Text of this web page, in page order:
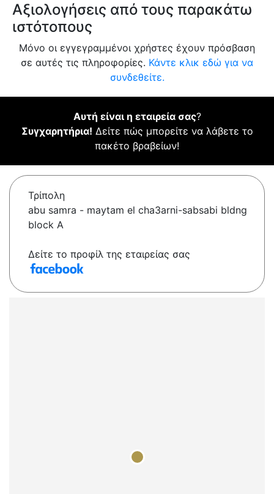
Αξιολογήσεις από τους παρακάτω
ιστότοπους
Μόνο οι εγγεγραμμένοι χρήστες έχουν πρόσβαση
σε αυτές τις πληροφορίες. Κάντε κλικ εδώ για να
συνδεθείτε.
Αυτή είναι η εταιρεία σας?
Συγχαρητήρια! Δείτε πώς μπορείτε να λάβετε το
πακέτο βραβείων!
Τρίπολη
abu samra - maytam el cha3arni-sabsabi bldng
block A
Δείτε το προφίλ της εταιρείας σας